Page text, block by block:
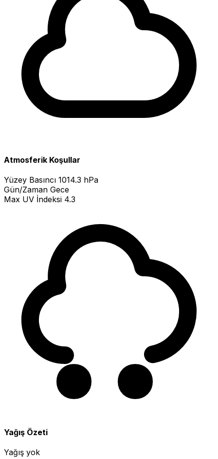
Atmosferik Koşullar
Yüzey Basıncı 1014.3 hPa
Gün/Zaman Gece
Max UV İndeksi 4.3
Yağış Özeti
Yağış yok